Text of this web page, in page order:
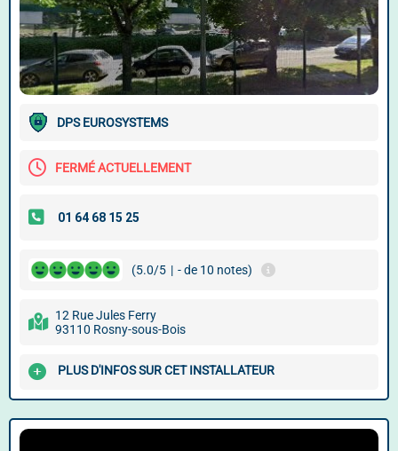
DPS EUROSYSTEMS
FERMÉ ACTUELLEMENT
(5.0/5 | - de 10 notes)
12 Rue Jules Ferry
93110 Rosny-sous-Bois
PLUS D'INFOS SUR CET INSTALLATEUR